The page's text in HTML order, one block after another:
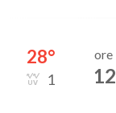
28°
1
ore
12